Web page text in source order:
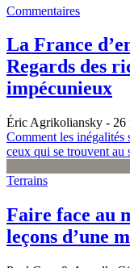
Commentaires
La France
Regards des
impécunieux
Éric Agrikoliansky - 26
Comment les inégalités
ceux qui se trouvent au
Terrains
Faire face au
leçons d’une